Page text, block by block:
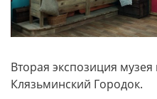
Вторая экспозиция
Клязьминский Городок.